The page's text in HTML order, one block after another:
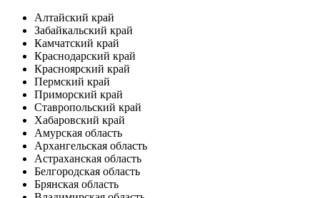
Алтайский край
Забайкальский край
Камчатский край
Краснодарский край
Красноярский край
Пермский край
Приморский край
Ставропольский край
Хабаровский край
Амурская область
Архангельская область
Астраханская область
Белгородская область
Брянская область